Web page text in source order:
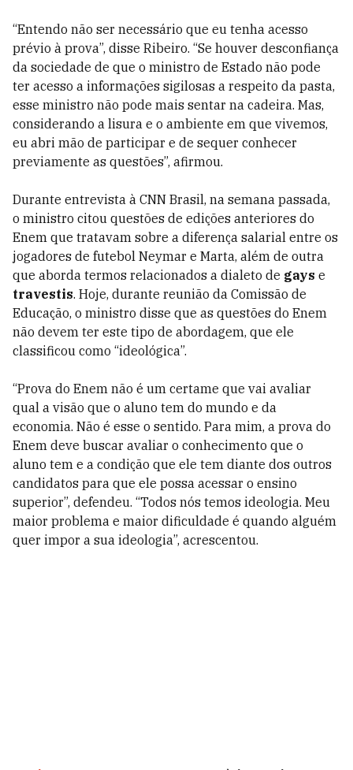
“Entendo não ser necessário que eu tenha acesso
prévio à prova”, disse Ribeiro. “Se houver desconfiança
da sociedade de que o ministro de Estado não pode
ter acesso a informações sigilosas a respeito da pasta,
esse ministro não pode mais sentar na cadeira. Mas,
considerando a lisura e o ambiente em que vivemos,
eu abri mão de participar e de sequer conhecer
previamente as questões”, afirmou.
Durante entrevista à CNN Brasil, na semana passada,
o ministro citou questões de edições anteriores do
Enem que tratavam sobre a diferença salarial entre os
jogadores de futebol Neymar e Marta, além de outra
que aborda termos relacionados a dialeto de gays e
travestis. Hoje, durante reunião da Comissão de
Educação, o ministro disse que as questões do Enem
não devem ter este tipo de abordagem, que ele
classificou como “ideológica”.
“Prova do Enem não é um certame que vai avaliar
qual a visão que o aluno tem do mundo e da
economia. Não é esse o sentido. Para mim, a prova do
Enem deve buscar avaliar o conhecimento que o
aluno tem e a condição que ele tem diante dos outros
candidatos para que ele possa acessar o ensino
superior”, defendeu. “Todos nós temos ideologia. Meu
maior problema e maior dificuldade é quando alguém
quer impor a sua ideologia”, acrescentou.